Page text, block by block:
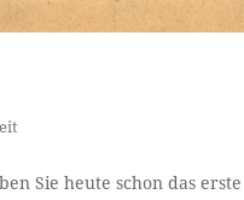
Sie heute schon das